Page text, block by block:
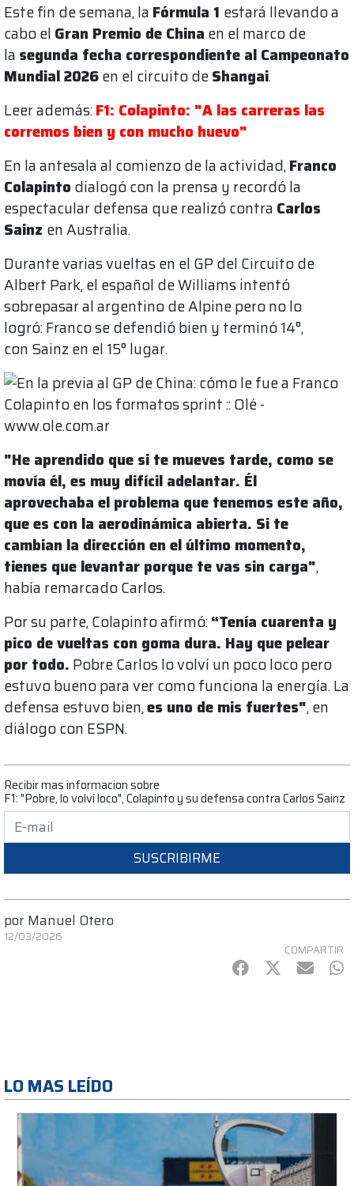
Este fin de semana, la Fórmula 1 estará llevando a
cabo el Gran Premio de China en el marco de
la segunda fecha correspondiente al Campeonato
Mundial 2026en el circuito deShangai.
Leer además:F1: Colapinto: "A las carreras las
corremos bien y con mucho huevo"
En la antesala al comienzo de la actividad,Franco
Colapinto dialogó con la prensa y recordó la
espectacular defensa que realizó contra Carlos
Sainz en Australia.
Durante varias vueltas en el GP del Circuito de
Albert Park, el español de Williams intentó
sobrepasar al argentino de Alpine pero no lo
logró: Franco se defendió bien y terminó 14°,
con Sainz en el 15° lugar.
"He aprendido que si te mueves tarde, como se
movía él, es muy difícil adelantar. Él
aprovechaba el problema que tenemos este año,
que es con la aerodinámica abierta. Si te
cambian la dirección en el último momento,
tienes que levantar porque te vas sin carga",
había remarcado Carlos.
Por su parte, Colapinto afirmó:“Tenía cuarenta y
pico de vueltas con goma dura. Hay que pelear
por todo. Pobre Carlos lo volví un poco loco pero
estuvo bueno para ver como funciona la energía. La
defensa estuvo bien,es uno de mis fuertes", en
diálogo con ESPN.
Recibir mas informacion sobre
F1: "Pobre, lo volví loco", Colapinto y su defensa contra Carlos Sainz
SUSCRIBIRME
por Manuel Otero
12/03/2026
COMPARTIR
Facebook
Twitter
mail
LO MAS LEÍDO